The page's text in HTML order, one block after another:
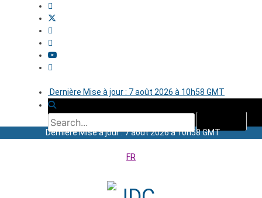
Dernière Mise à jour : 7 août 2026 à 10h58 GMT
Dernière Mise à jour : 7 août 2026 à 10h58 GMT
FR